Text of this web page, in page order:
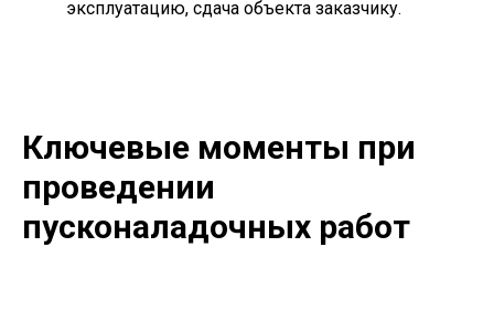
эксплуатацию, сдача объекта заказчику.
Ключевые моменты при
проведении
пусконаладочных работ